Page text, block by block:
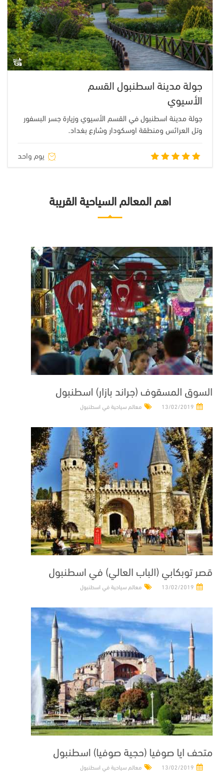
جولة مدينة اسطنبول القسم
الأسيوي
جولة مدينة اسطنبول في القسم الأسيوي وزيارة جسر البسفور
وتل العرائس ومنطقة اوسكودار وشارع بغداد.
يوم واحد
اهم المعالم السياحية القريبة
السوق المسقوف (جراند بازار) اسطنبول
13/02/2019 معالم سياحية في اسطنبول
قصر توبكابي (الباب العالي) في اسطنبول
13/02/2019 معالم سياحية في اسطنبول
متحف ايا صوفيا (حجية صوفيا) اسطنبول
13/02/2019 معالم سياحية في اسطنبول